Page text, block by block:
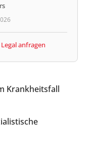
anfragen
Krankheitsfall